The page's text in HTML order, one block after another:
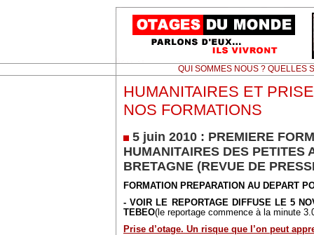
QUI SOMMES NOUS ? QUELLES
HUMANITAIRES ET
NOS FORMATIONS
5 juin 2010 : PREMIERE
HUMANITAIRES DES PETITES
BRETAGNE (REVUE DE
FORMATION PREPARATION AU DEPART
- VOIR LE REPORTAGE DIFFUSE LE 5
TEBEO(le reportage commence à la minute
Prise d’otage. Un risque que l’on peut